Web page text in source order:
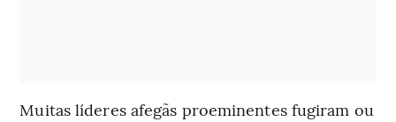
Muitas líderes afegãs proeminentes fugiram ou